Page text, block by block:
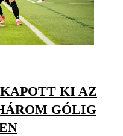
KI AZ
GÓLIG